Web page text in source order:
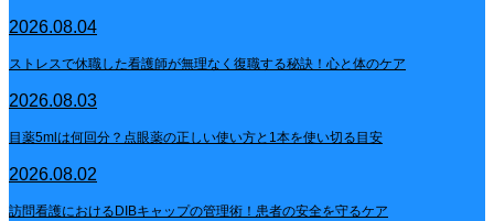
2026.08.04
ストレスで休職した看護師が無理なく復職する秘訣！心と体のケア
2026.08.03
目薬5mlは何回分？点眼薬の正しい使い方と1本を使い切る目安
2026.08.02
訪問看護におけるDIBキャップの管理術！患者の安全を守るケア